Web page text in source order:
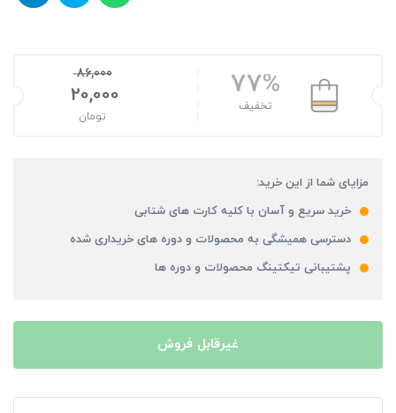
77%
تخفیف
86,000
20,000
تومان
مزایای شما از این خرید:
خرید سریع و آسان با کلیه کارت های شتابی
دسترسی همیشگی به محصولات و دوره های خریداری شده
پشتیبانی تیکتینگ محصولات و دوره ها
غیرقابل فروش